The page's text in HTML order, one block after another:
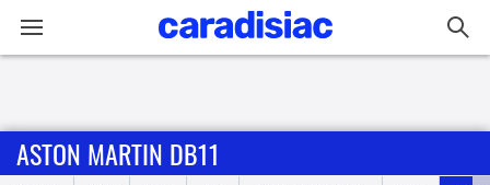
Accueil
ASTON MARTIN DB11